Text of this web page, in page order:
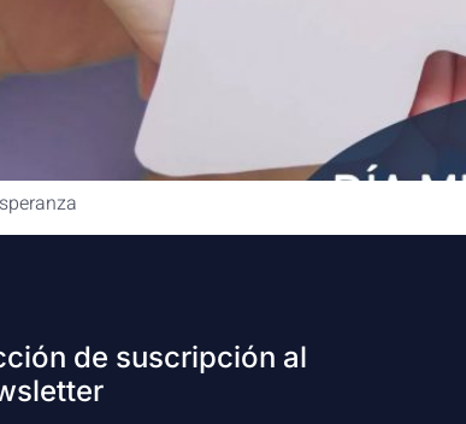
de suscripción al